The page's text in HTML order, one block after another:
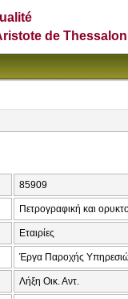
de
85909
Πετρογραφική και
Εταιρίες
Έργα Παροχής
Λήξη Οικ. Αντ.